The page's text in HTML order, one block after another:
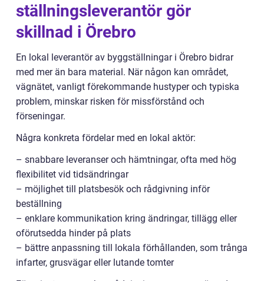
ställningsleverantör gör
skillnad i Örebro
En lokal leverantör av byggställningar i Örebro bidrar
med mer än bara material. När någon kan området,
vägnätet, vanligt förekommande hustyper och typiska
problem, minskar risken för missförstånd och
förseningar.
Några konkreta fördelar med en lokal aktör:
– snabbare leveranser och hämtningar, ofta med hög
flexibilitet vid tidsändringar
– möjlighet till platsbesök och rådgivning inför
beställning
– enklare kommunikation kring ändringar, tillägg eller
oförutsedda hinder på plats
– bättre anpassning till lokala förhållanden, som trånga
infarter, grusvägar eller lutande tomter